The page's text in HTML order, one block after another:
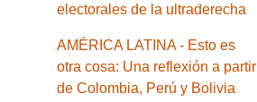
electorales de la ultraderecha
AMÉRICA LATINA - Esto es
otra cosa: Una reflexión a partir
de Colombia, Perú y Bolivia